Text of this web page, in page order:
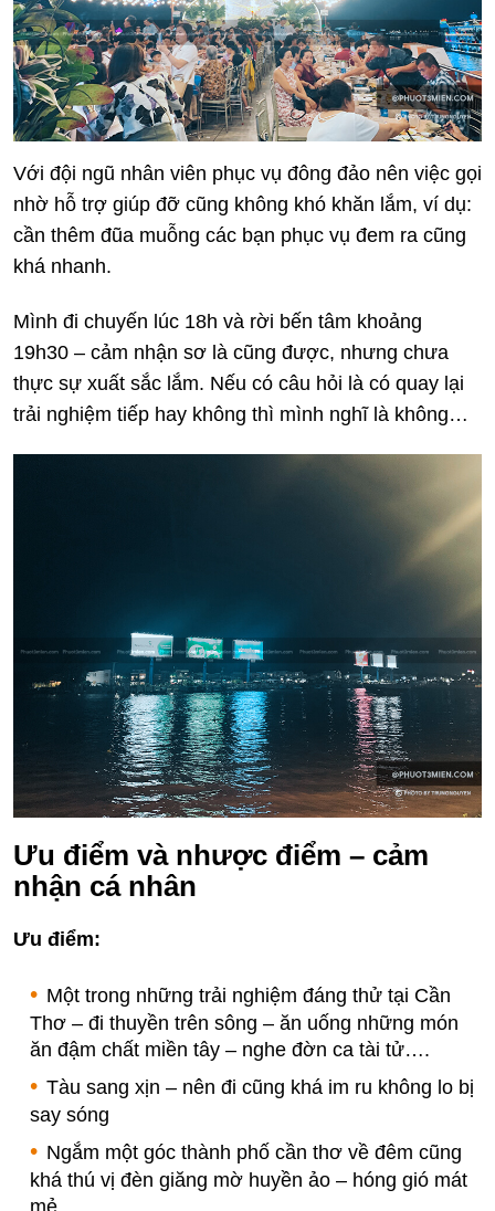
Với đội ngũ nhân viên phục vụ đông đảo nên việc gọi
nhờ hỗ trợ giúp đỡ cũng không khó khăn lắm, ví dụ:
cần thêm đũa muỗng các bạn phục vụ đem ra cũng
khá nhanh.
Mình đi chuyến lúc 18h và rời bến tâm khoảng
19h30 – cảm nhận sơ là cũng được, nhưng chưa
thực sự xuất sắc lắm. Nếu có câu hỏi là có quay lại
trải nghiệm tiếp hay không thì mình nghĩ là không…
Ưu điểm và nhược điểm – cảm
nhận cá nhân
Ưu điểm:
Một trong những trải nghiệm đáng thử tại Cần
Thơ – đi thuyền trên sông – ăn uống những món
ăn đậm chất miền tây – nghe đờn ca tài tử….
Tàu sang xịn – nên đi cũng khá im ru không lo bị
say sóng
Ngắm một góc thành phố cần thơ về đêm cũng
khá thú vị đèn giăng mờ huyền ảo – hóng gió mát